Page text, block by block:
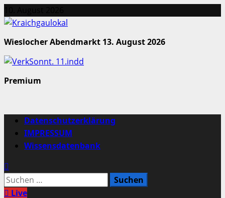
Inhalt
Wieslocher Abendmarkt 13. August 2026
Premium
Primäres
Menü
Datenschutzerklärung
IMPRESSUM
Wissensdatenbank
Suchen
nach:
Live